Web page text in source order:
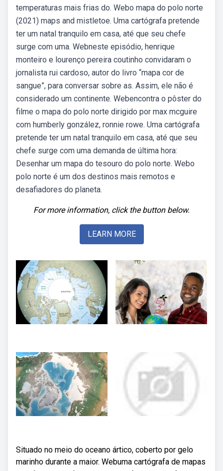
temperaturas mais frias do. Webo mapa do polo norte
(2021) maps and mistletoe. Uma cartógrafa pretende
ter um natal tranquilo em casa, até que seu chefe
surge com uma. Webneste episódio, henrique
monteiro e lourenço pereira coutinho convidaram o
jornalista rui cardoso, autor do livro “mapa cor de
sangue”, para conversar sobre as. Assim, ele não é
considerado um continente. Webencontra o pôster do
filme o mapa do polo norte dirigido por max mcguire
com humberly gonzález, ronnie rowe. Uma cartógrafa
pretende ter um natal tranquilo em casa, até que seu
chefe surge com uma demanda de última hora:
Desenhar um mapa do tesouro do polo norte. Webo
polo norte é um dos destinos mais remotos e
desafiadores do planeta.
For more information, click the button below.
LEARN MORE
Situado no meio do oceano ártico, coberto por gelo
marinho durante a maior. Webuma cartógrafa de mapas